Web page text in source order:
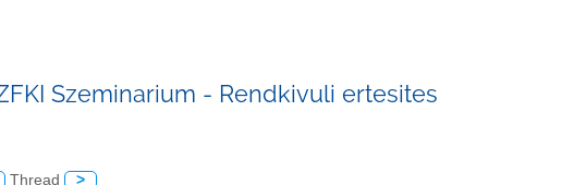
Szeminarium - Rendkivuli ertesites
Thread >